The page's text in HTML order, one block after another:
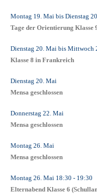
Montag 19. Mai bis Dienstag
Tage der Orientierung Klasse
Dienstag 20. Mai bis Mittwoch
Klasse 8 in Frankreich
Dienstag 20. Mai
Mensa geschlossen
Donnerstag 22. Mai
Mensa geschlossen
Montag 26. Mai
Mensa geschlossen
Montag 26. Mai 18:30 - 19:30
Elternabend Klasse 6